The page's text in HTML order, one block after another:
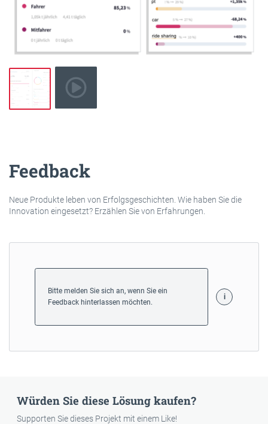
Feedback
Neue Produkte leben von Erfolgsgeschichten. Wie haben Sie die
Innovation eingesetzt? Erzählen Sie von Erfahrungen.
Bitte melden Sie sich an, wenn Sie ein
Feedback hinterlassen möchten.
Würden Sie diese Lösung kaufen?
Supporten Sie dieses Projekt mit einem Like!